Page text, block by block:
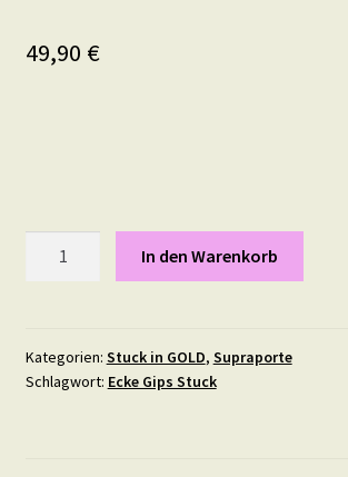
49,90 €
Türverzierung
Türbekrönung
In den Warenkorb
Kategorien: Stuck in GOLD, Supraporte
Schlagwort: Ecke Gips Stuck